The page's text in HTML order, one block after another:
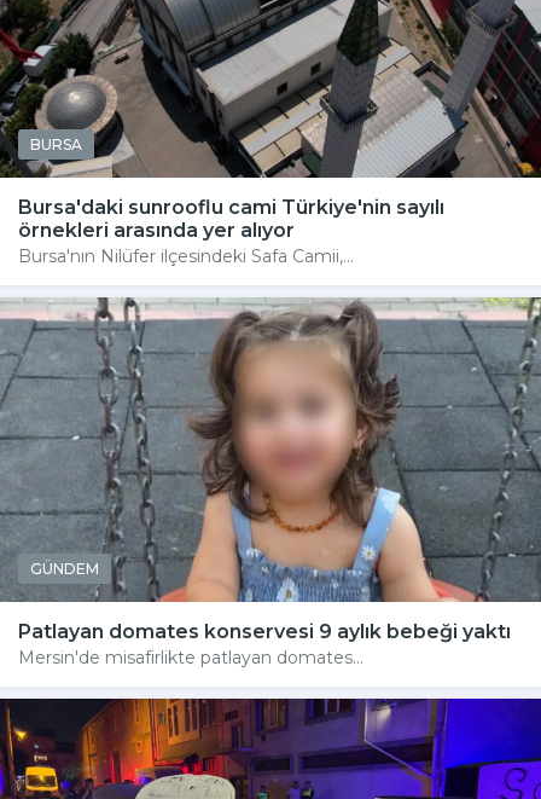
BURSA
Bursa'daki sunrooflu cami Türkiye'nin sayılı
örnekleri arasında yer alıyor
Bursa'nın Nilüfer ilçesindeki Safa Camii,...
GÜNDEM
Patlayan domates konservesi 9 aylık bebeği yaktı
Mersin'de misafirlikte patlayan domates...